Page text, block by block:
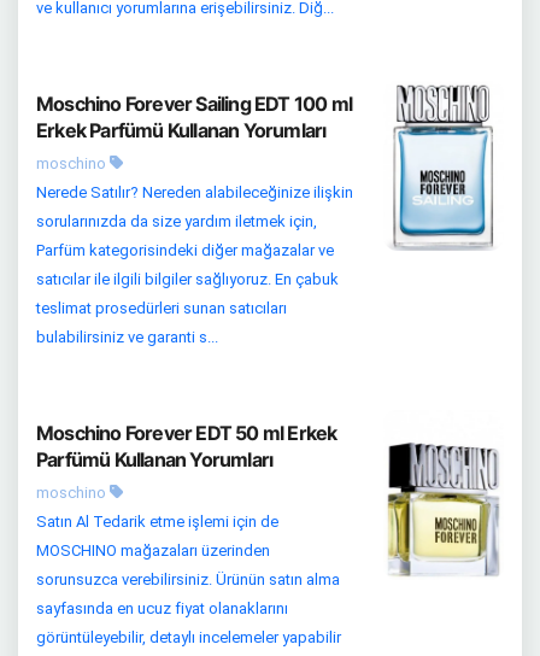
ve kullanıcı yorumlarına erişebilirsiniz. Diğ...
Moschino Forever Sailing EDT 100 ml
Erkek Parfümü Kullanan Yorumları
moschino
Nerede Satılır? Nereden alabileceğinize ilişkin
sorularınızda da size yardım iletmek için,
Parfüm kategorisindeki diğer mağazalar ve
satıcılar ile ilgili bilgiler sağlıyoruz. En çabuk
teslimat prosedürleri sunan satıcıları
bulabilirsiniz ve garanti s...
Moschino Forever EDT 50 ml Erkek
Parfümü Kullanan Yorumları
moschino
Satın Al Tedarik etme işlemi için de
MOSCHINO mağazaları üzerinden
sorunsuzca verebilirsiniz. Ürünün satın alma
sayfasında en ucuz fiyat olanaklarını
görüntüleyebilir, detaylı incelemeler yapabilir